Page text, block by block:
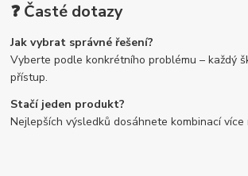
❓ Časté dotazy
Jak vybrat správné řešení?
Vyberte podle konkrétního problému – každý
přístup.
Stačí jeden produkt?
Nejlepších výsledků dosáhnete kombinací více